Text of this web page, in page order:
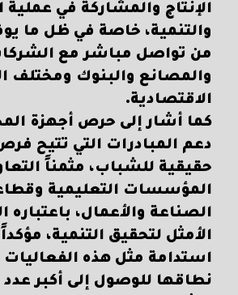
الإنتاج والمشاركة في عملية
والتنمية، خاصة في ظل ما
من تواصل مباشر مع
والمصانع والبنوك ومختلف
الاقتصادية.
كما أشار إلى حرص أجهزة
دعم المبادرات التي تتيح
حقيقية للشباب، مثمناً
المؤسسات التعليمية
الصناعة والأعمال، باعتباره
الأمثل لتحقيق التنمية،
استدامة مثل هذه
نطاقها للوصول إلى أكبر